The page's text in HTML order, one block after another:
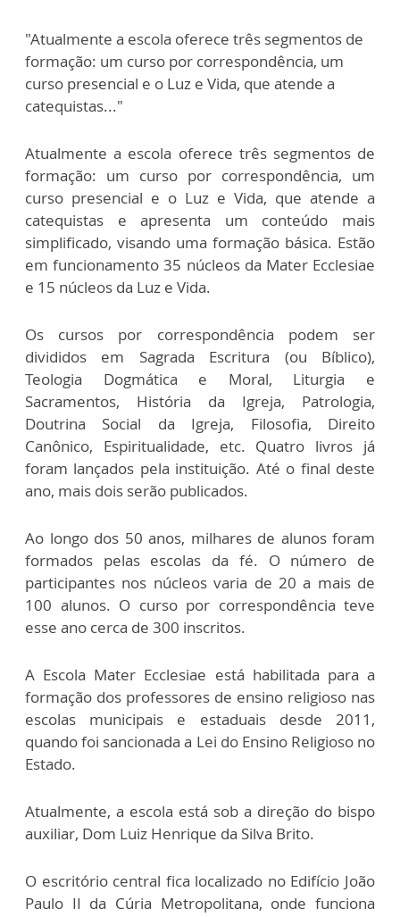
"Atualmente a escola oferece três segmentos de
formação: um curso por correspondência, um
curso presencial e o Luz e Vida, que atende a
catequistas..."
Atualmente a escola oferece três segmentos de
formação: um curso por correspondência, um
curso presencial e o Luz e Vida, que atende a
catequistas e apresenta um conteúdo mais
simplificado, visando uma formação básica. Estão
em funcionamento 35 núcleos da Mater Ecclesiae
e 15 núcleos da Luz e Vida.
Os cursos por correspondência podem ser
divididos em Sagrada Escritura (ou Bíblico),
Teologia Dogmática e Moral, Liturgia e
Sacramentos, História da Igreja, Patrologia,
Doutrina Social da Igreja, Filosofia, Direito
Canônico, Espiritualidade, etc. Quatro livros já
foram lançados pela instituição. Até o final deste
ano, mais dois serão publicados.
Ao longo dos 50 anos, milhares de alunos foram
formados pelas escolas da fé. O número de
participantes nos núcleos varia de 20 a mais de
100 alunos. O curso por correspondência teve
esse ano cerca de 300 inscritos.
A Escola Mater Ecclesiae está habilitada para a
formação dos professores de ensino religioso nas
escolas municipais e estaduais desde 2011,
quando foi sancionada a Lei do Ensino Religioso no
Estado.
Atualmente, a escola está sob a direção do bispo
auxiliar, Dom Luiz Henrique da Silva Brito.
O escritório central fica localizado no Edifício João
Paulo II da Cúria Metropolitana, onde funciona